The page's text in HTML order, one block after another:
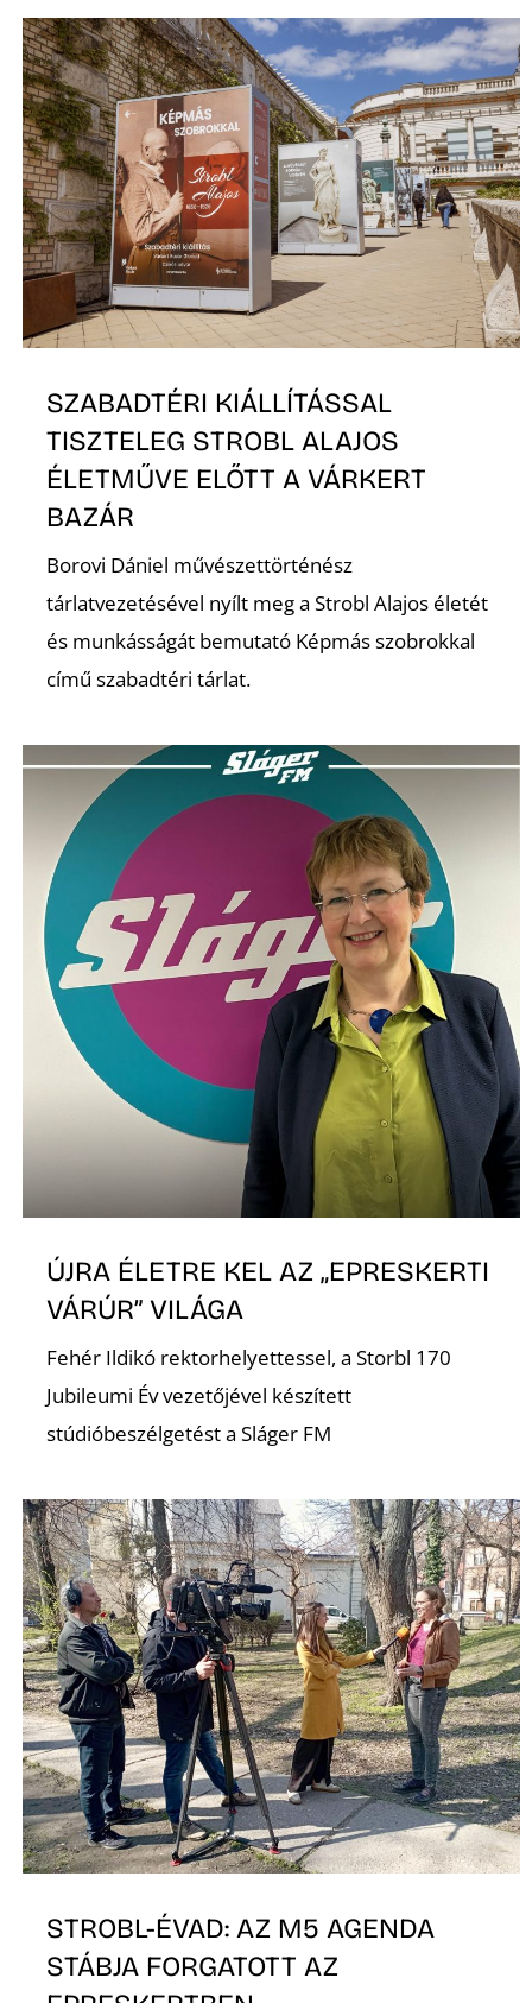
SZABADTÉRI KIÁLLÍTÁSSAL
TISZTELEG STROBL ALAJOS
ÉLETMŰVE ELŐTT A VÁRKERT
BAZÁR
Borovi Dániel művészettörténész
tárlatvezetésével nyílt meg a Strobl Alajos életét
és munkásságát bemutató Képmás szobrokkal
című szabadtéri tárlat.
ÚJRA ÉLETRE KEL AZ „EPRESKERTI
VÁRÚR” VILÁGA
Fehér Ildikó rektorhelyettessel, a Storbl 170
Jubileumi Év vezetőjével készített
stúdióbeszélgetést a Sláger FM
STROBL-ÉVAD: AZ M5 AGENDA
STÁBJA FORGATOTT AZ